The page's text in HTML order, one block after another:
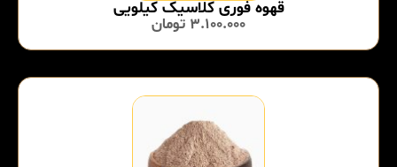
قهوه فوری کلاسیک کیلویی
3.100.000 تومان